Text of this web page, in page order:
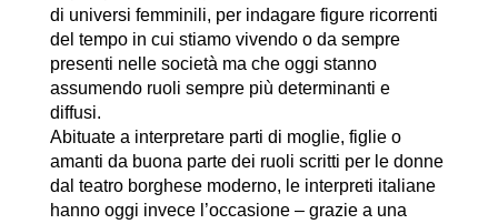
di universi femminili, per indagare figure ricorrenti
del tempo in cui stiamo vivendo o da sempre
presenti nelle società ma che oggi stanno
assumendo ruoli sempre più determinanti e
diffusi.
Abituate a interpretare parti di moglie, figlie o
amanti da buona parte dei ruoli scritti per le donne
dal teatro borghese moderno, le interpreti italiane
hanno oggi invece l’occasione – grazie a una